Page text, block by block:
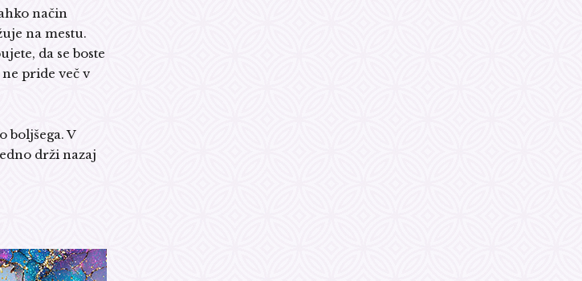
način
na mestu.
da se boste
pride več v
boljšega. V
drži nazaj